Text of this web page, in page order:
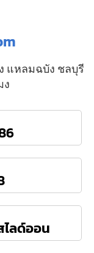
แหลมฉบัง ชลบุรี
ง
ลด์ออน